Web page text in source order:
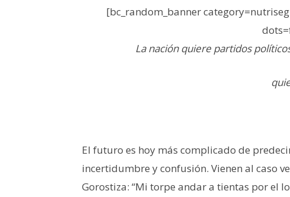
[bc_random_banner
La nación quiere partidos
El futuro es hoy más complicado de
incertidumbre y confusión. Vienen al caso
Gorostiza: “Mi torpe andar a tientas por el